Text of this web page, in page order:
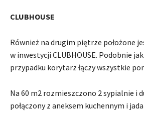
CLUBHOUSE
Również na drugim piętrze położone
w inwestycji CLUBHOUSE. Podobnie
przypadku korytarz łączy wszystkie
Na 60 m2 rozmieszczono 2 sypialnie i
połączony z aneksem kuchennym i